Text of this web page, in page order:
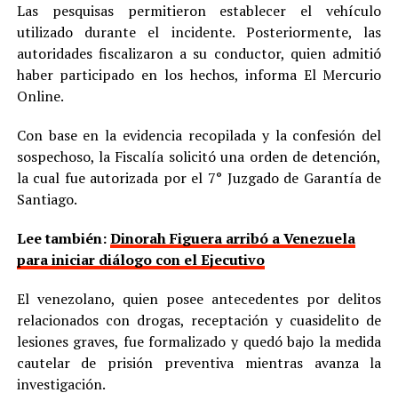
Las pesquisas permitieron establecer el vehículo
utilizado durante el incidente. Posteriormente, las
autoridades fiscalizaron a su conductor, quien admitió
haber participado en los hechos, informa El Mercurio
Online.
Con base en la evidencia recopilada y la confesión del
sospechoso, la Fiscalía solicitó una orden de detención,
la cual fue autorizada por el 7° Juzgado de Garantía de
Santiago.
Lee también:Dinorah Figuera arribó a Venezuela
para iniciar diálogo con el Ejecutivo
El venezolano, quien posee antecedentes por delitos
relacionados con drogas, receptación y cuasidelito de
lesiones graves, fue formalizado y quedó bajo la medida
cautelar de prisión preventiva mientras avanza la
investigación.